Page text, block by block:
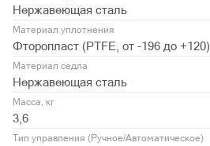
Нержавеющая сталь
Материал уплотнения
Фторопласт (PTFE, от -196 до +120)
Материал седла
Нержавеющая сталь
Масса, кг
3,6
Тип управления (Ручное/Автоматическое)